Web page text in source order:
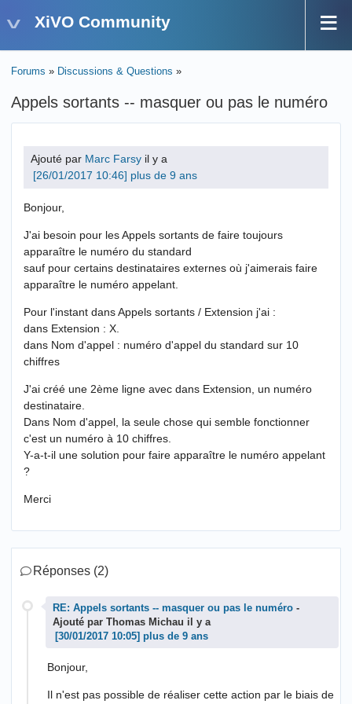
XiVO Community
Forums » Discussions & Questions »
Appels sortants -- masquer ou pas le numéro
Ajouté par Marc Farsy il y a
plus de 9 ans
Bonjour,
J'ai besoin pour les Appels sortants de faire toujours
apparaître le numéro du standard
sauf pour certains destinataires externes où j'aimerais faire
apparaître le numéro appelant.
Pour l'instant dans Appels sortants / Extension j'ai :
dans Extension : X.
dans Nom d'appel : numéro d'appel du standard sur 10
chiffres
J'ai créé une 2ème ligne avec dans Extension, un numéro
destinataire.
Dans Nom d'appel, la seule chose qui semble fonctionner
c'est un numéro à 10 chiffres.
Y-a-t-il une solution pour faire apparaître le numéro appelant
?
Merci
Réponses (2)
RE: Appels sortants -- masquer ou pas le numéro -
Ajouté par Thomas Michau il y a
plus de 9 ans
Bonjour,
Il n'est pas possible de réaliser cette action par le biais de